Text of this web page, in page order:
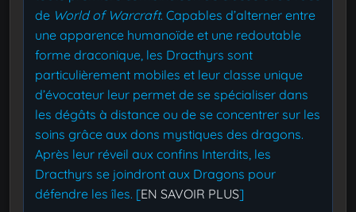
de World of Warcraft. Capables d’alterner entre
une apparence humanoïde et une redoutable
forme draconique, les Dracthyrs sont
particulièrement mobiles et leur classe unique
d’évocateur leur permet de se spécialiser dans
les dégâts à distance ou de se concentrer sur les
soins grâce aux dons mystiques des dragons.
Après leur réveil aux confins Interdits, les
Dracthyrs se joindront aux Dragons pour
défendre les îles. [EN SAVOIR PLUS]